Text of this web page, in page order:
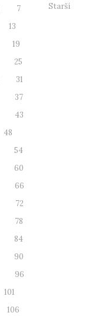
7
13
19
25
31
37
43
48
54
60
66
72
78
84
90
96
101
106
Starší